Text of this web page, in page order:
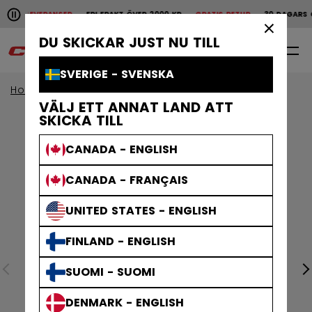
DU SKICKAR JUST NU TILL
SVERIGE - SVENSKA
VÄLJ ETT ANNAT LAND ATT
SKICKA TILL
CANADA - ENGLISH
CANADA - FRANÇAIS
UNITED STATES - ENGLISH
FINLAND - ENGLISH
SUOMI - SUOMI
DENMARK - ENGLISH
Pause the horizontal scroll animation.
LEVERANSERFRI FRAKT ÖVER 2000 KRGRATIS RETUR30 DAGARS
Snabba leveranser Fri frakt över 2000 kr
0
Home Kläder Kollektioner Athleisure